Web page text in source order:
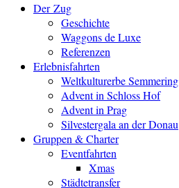
Der Zug
Geschichte
Waggons de Luxe
Referenzen
Erlebnisfahrten
Weltkulturerbe Semmering
Advent in Schloss Hof
Advent in Prag
Silvestergala an der Donau
Gruppen & Charter
Eventfahrten
Xmas
Städtetransfer